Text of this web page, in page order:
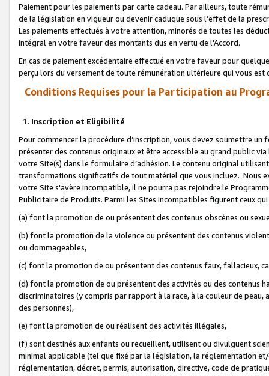
Paiement pour les paiements par carte cadeau. Par ailleurs, toute
de la législation en vigueur ou devenir caduque sous l’effet de la
Les paiements effectués à votre attention, minorés de toutes les
intégral en votre faveur des montants dus en vertu de l'Accord.
En cas de paiement excédentaire effectué en votre faveur pour
perçu lors du versement de toute rémunération ultérieure qui vous est
Conditions Requises pour la Participation au
1. Inscription et Eligibilité
Pour commencer la procédure d’inscription, vous devez soumettre
présenter des contenus originaux et être accessible au grand public
votre Site(s) dans le formulaire d’adhésion. Le contenu original
transformations significatifs de tout matériel que vous incluez. Nous
votre Site s'avère incompatible, il ne pourra pas rejoindre le
Publicitaire de Produits. Parmi les Sites incompatibles figurent ceux
(a) font la promotion de ou présentent des contenus obscènes ou
(b) font la promotion de la violence ou présentent des contenus
ou dommageables,
(c) font la promotion de ou présentent des contenus faux, fallacieux,
(d) font la promotion de ou présentent des activités ou des contenus
discriminatoires (y compris par rapport à la race, à la couleur de
des personnes),
(e) font la promotion de ou réalisent des activités illégales,
(f) sont destinés aux enfants ou recueillent, utilisent ou divulguent
minimal applicable (tel que fixé par la législation, la réglementation
réglementation, décret, permis, autorisation, directive, code de